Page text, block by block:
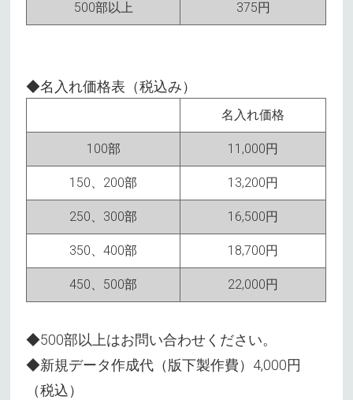
500部以上 375円
◆名入れ価格表（税込み）
名入れ価格
100部 11,000円
150、200部 13,200円
250、300部 16,500円
350、400部 18,700円
450、500部 22,000円
◆500部以上はお問い合わせください。
◆新規データ作成代（版下製作費）4,000円
（税込）